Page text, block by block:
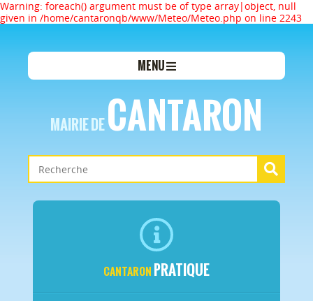
Warning: foreach() argument must be of type array|object, null
given in /home/cantaronqb/www/Meteo/Meteo.php on line 2243
MENU
MAIRIE DECANTARON
CANTARON PRATIQUE